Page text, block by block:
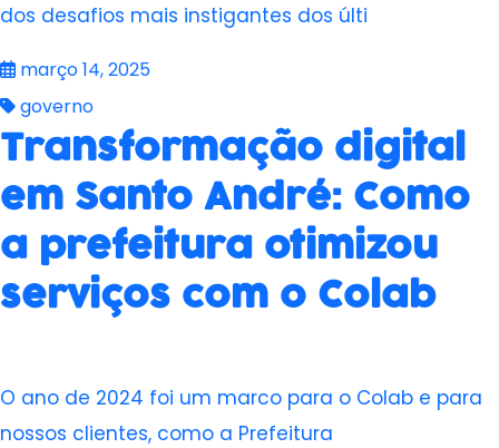
dos desafios mais instigantes dos últi
março 14, 2025
governo
Transformação digital
em Santo André: Como
a prefeitura otimizou
serviços com o Colab
O ano de 2024 foi um marco para o Colab e para
nossos clientes, como a Prefeitura